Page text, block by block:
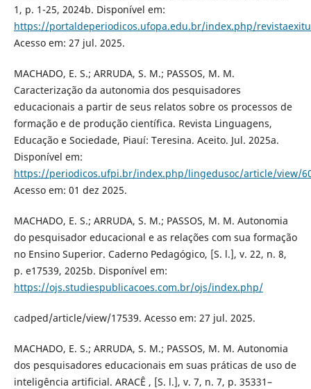
1, p. 1-25, 2024b. Disponível em:
https://portaldeperiodicos.ufopa.edu.br/index.php/
Acesso em: 27 jul. 2025.
MACHADO, E. S.; ARRUDA, S. M.; PASSOS, M. M.
Caracterização da autonomia dos pesquisadores
educacionais a partir de seus relatos sobre os processos de
formação e de produção científica. Revista Linguagens,
Educação e Sociedade, Piauí: Teresina. Aceito. Jul. 2025a.
Disponível em:
https://periodicos.ufpi.br/index.php/lingedusoc/article/view/
Acesso em: 01 dez 2025.
MACHADO, E. S.; ARRUDA, S. M.; PASSOS, M. M. Autonomia
do pesquisador educacional e as relações com sua formação
no Ensino Superior. Caderno Pedagógico, [S. l.], v. 22, n. 8,
p. e17539, 2025b. Disponível em:
https://ojs.studiespublicacoes.com.br/ojs/index.php/
cadped/article/view/17539. Acesso em: 27 jul. 2025.
MACHADO, E. S.; ARRUDA, S. M.; PASSOS, M. M. Autonomia
dos pesquisadores educacionais em suas práticas de uso de
inteligência artificial. ARACÊ , [S. l.], v. 7, n. 7, p. 35331–